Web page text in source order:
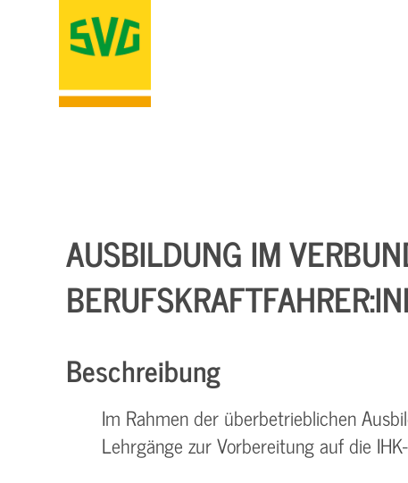
AUSBILDUNG IM
Beschreibung
Im Rahmen der überbetrieblichen
Lehrgänge zur Vorbereitung auf die